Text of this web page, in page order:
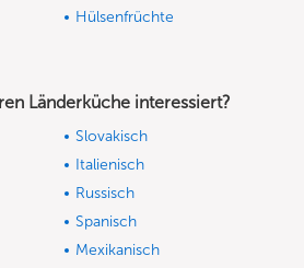
Hülsenfrüchte
Länderküche interessiert?
Slovakisch
Italienisch
Russisch
Spanisch
Mexikanisch